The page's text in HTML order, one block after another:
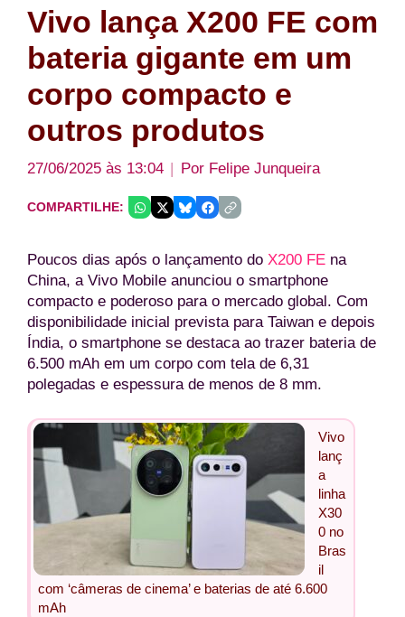
Vivo lança X200 FE com
bateria gigante em um
corpo compacto e
outros produtos
27/06/2025 às 13:04 Por Felipe Junqueira
COMPARTILHE:
Poucos dias após o lançamento do X200 FE na
China, a Vivo Mobile anunciou o smartphone
compacto e poderoso para o mercado global. Com
disponibilidade inicial prevista para Taiwan e depois
Índia, o smartphone se destaca ao trazer bateria de
6.500 mAh em um corpo com tela de 6,31
polegadas e espessura de menos de 8 mm.
Vivo
lanç
a
linha
X30
0 no
Bras
il
com ‘câmeras de cinema’ e baterias de até 6.600
mAh